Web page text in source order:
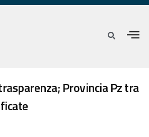
Provincia Pz tra